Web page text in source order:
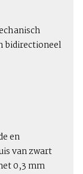
bidirectioneel
en
van zwart
0,3 mm